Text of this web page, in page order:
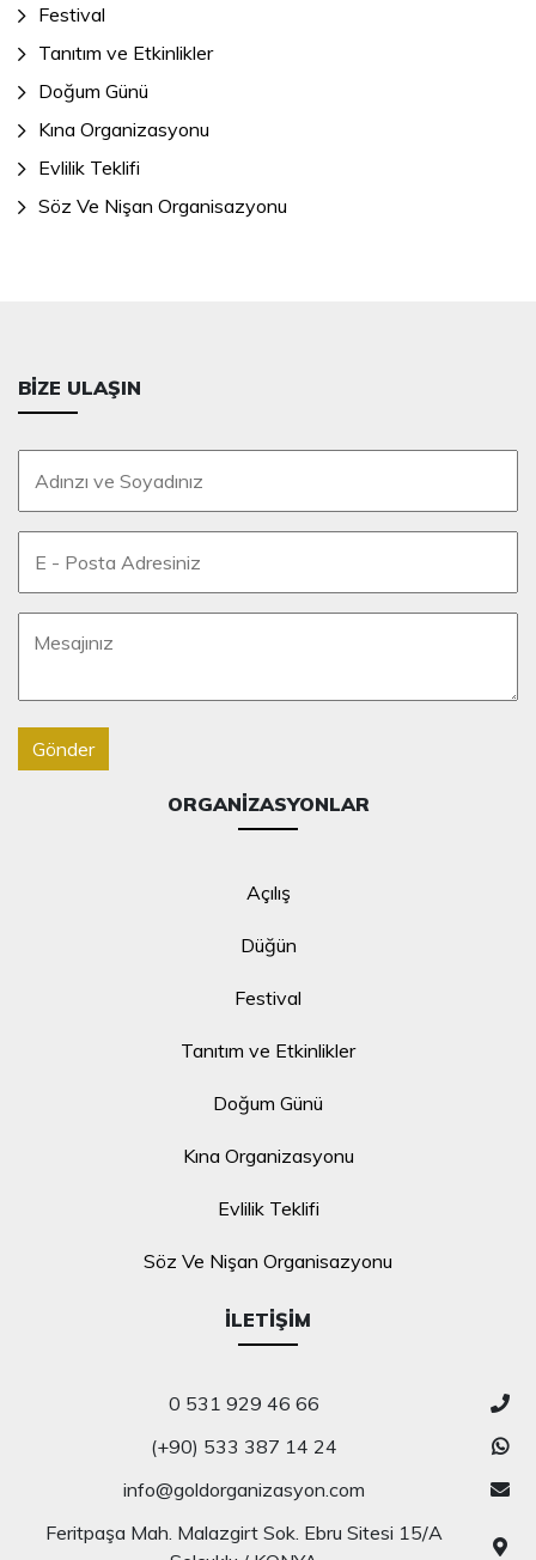
Festival
Tanıtım ve Etkinlikler
Doğum Günü
Kına Organizasyonu
Evlilik Teklifi
Söz Ve Nişan Organisazyonu
BIZE ULAŞIN
Gönder
ORGANIZASYONLAR
Açılış
Düğün
Festival
Tanıtım ve Etkinlikler
Doğum Günü
Kına Organizasyonu
Evlilik Teklifi
Söz Ve Nişan Organisazyonu
İLETIŞIM
0 531 929 46 66
(+90) 533 387 14 24
info@goldorganizasyon.com
Feritpaşa Mah. Malazgirt Sok. Ebru Sitesi 15/A